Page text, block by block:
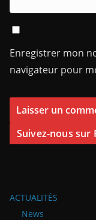
Enregistrer mon
navigateur pour
Suivez-nous sur
ACTUALITÉS
News